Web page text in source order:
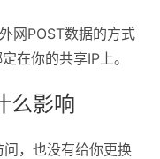
网POST数据的方式
在你的共享IP上。
么影响
，也没有给你更换